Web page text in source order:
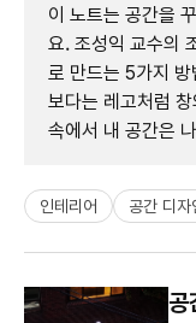
이 노트는 공간을
요. 조성익 교수의
로 만드는 5가지 방
보다는 레고처럼
속에서 내 공간은
인테리어 공간 디자
공